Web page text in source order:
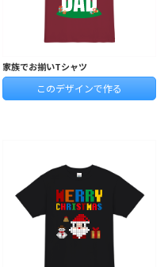
家族でお揃いTシャツ
このデザインで作る